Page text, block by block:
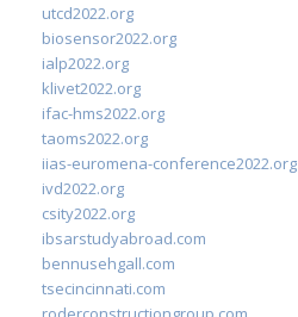
utcd2022.org
biosensor2022.org
ialp2022.org
klivet2022.org
ifac-hms2022.org
taoms2022.org
iias-euromena-conference2022.org
ivd2022.org
csity2022.org
ibsarstudyabroad.com
bennusehgall.com
tsecincinnati.com